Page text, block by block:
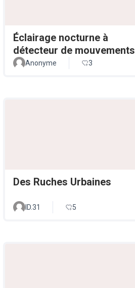
Éclairage nocturne à
détecteur de mouvements
Anonyme 3
Des Ruches Urbaines
ID.31 5